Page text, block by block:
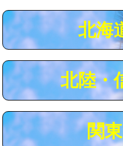
給水管工事※（ライニング
管・ポリ管・HT管使用/3ｍ
給水管工事※（ライニング
マス交換（土の掘削・埋め
マス交換（深さ50㎝以上）
北海
北陸・
関